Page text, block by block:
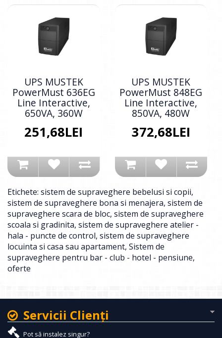
UPS MUSTEK
PowerMust 636EG
Line Interactive,
650VA, 360W
251,68LEI
UPS MUSTEK
PowerMust 848EG
Line Interactive,
850VA, 480W
372,68LEI
Etichete: sistem de supraveghere bebelusi si copii,
sistem de supraveghere bona si menajera, sistem de
supraveghere scara de bloc, sistem de supraveghere
scoala si gradinita, sistem de supraveghere atelier -
hala - puncte de control, sistem de supraveghere
locuinta si casa sau apartament, Sistem de
supraveghere pentru bar - club - hotel - pensiune,
oferte
Servicii Clienţi
Pot să instalez singur?